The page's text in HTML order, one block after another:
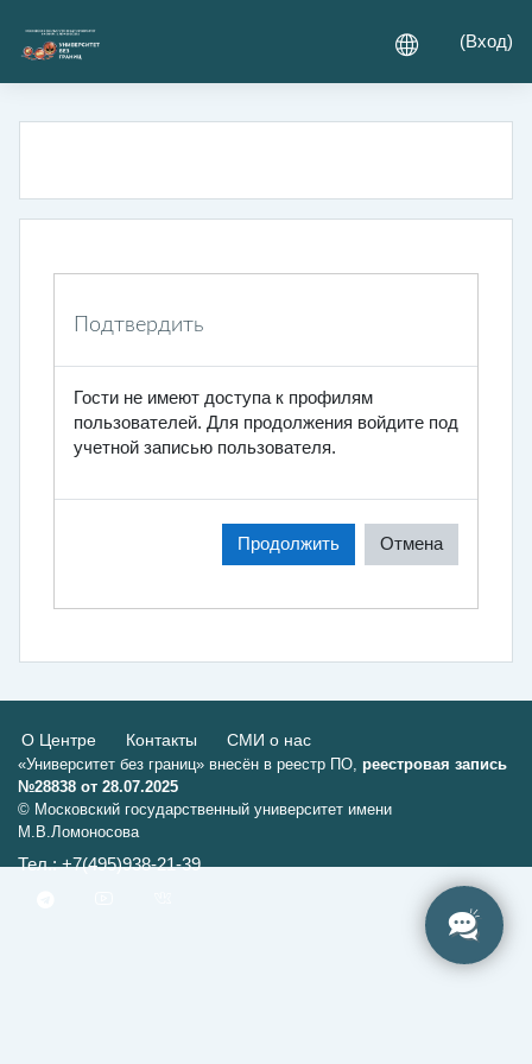
(Вход)
Подтвердить
Гости не имеют доступа к профилям
пользователей. Для продолжения войдите под
учетной записью пользователя.
Продолжить Отмена
О Центре Контакты СМИ о нас
«Университет без границ» внесён в реестр ПО, реестровая запись
№28838 от 28.07.2025
© Московский государственный университет имени
М.В.Ломоносова
Тел.: +7(495)938-21-39